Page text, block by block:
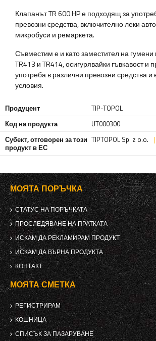
Клапанът TR 600 HP е подходящ за
превозни средства, включително леки
микробуси и ремаркета.
Съвместим е и като заместител на гумени
TR413 и TR414, осигурявайки гъвкавост и
употреба в различни превозни средства
условия.
Продуцент
TIP-TOPOL
Код на продукта
UT000300
Субект, отговорен за този
продукт в ЕС
TIPTOPOL Sp. z o.o.
МОЯТА ПОРЪЧКА
СТАТУС НА ПОРЪЧКАТА
ПРОСЛЕДЯВАНЕ НА ПРАТКАТА
ИСКАМ ДА РЕКЛАМИРАМ ПРОДУКТ
ИСКАМ ДА ВЪРНА ПРОДУКТА
КОНТАКТ
МОЯТА СМЕТКА
РЕГИСТРИРАМ
КОШНИЦА
СПИСЪК ЗА ПАЗАРУВАНЕ